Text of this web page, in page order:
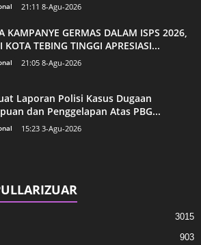
21:11 8-Agu-2026
KAMPANYE GERMAS DALAM ISPS 2026,
KOTA TEBING TINGGI APRESIASI...
21:05 8-Agu-2026
Laporan Polisi Kasus Dugaan
dan Penggelapan Atas PBG...
15:23 3-Agu-2026
3015
903